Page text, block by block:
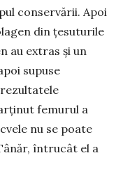
conservării. Apoi
din ţesuturile
au extras şi un
supuse
femurul a
nu se poate
întrucât el a